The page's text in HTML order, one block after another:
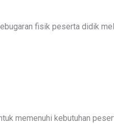
fisik peserta didik
memenuhi kebutuhan